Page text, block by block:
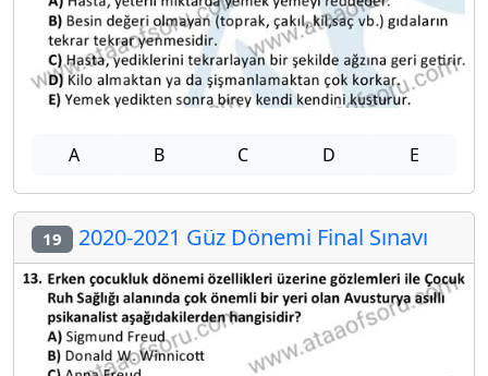
A B C D E
19 2020-2021 Güz Dönemi Final Sınavı